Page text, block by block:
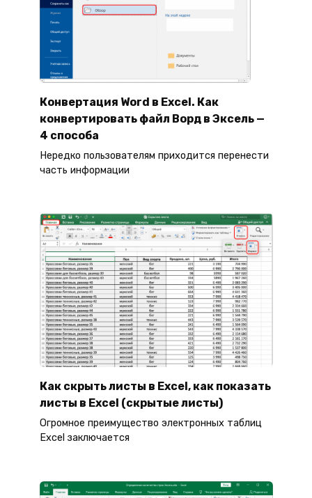
Конвертация Word в Excel. Как
конвертировать файл Ворд в Эксель —
4 способа
Нередко пользователям приходится перенести
часть информации
Как скрыть листы в Excel, как показать
листы в Excel (скрытые листы)
Огромное преимущество электронных таблиц
Excel заключается